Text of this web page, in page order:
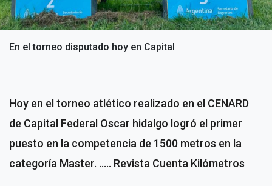
En el torneo disputado hoy en Capital
Hoy en el torneo atlético realizado en el CENARD
de Capital Federal Oscar hidalgo logró el primer
puesto en la competencia de 1500 metros en la
categoría Master. ..... Revista Cuenta Kilómetros